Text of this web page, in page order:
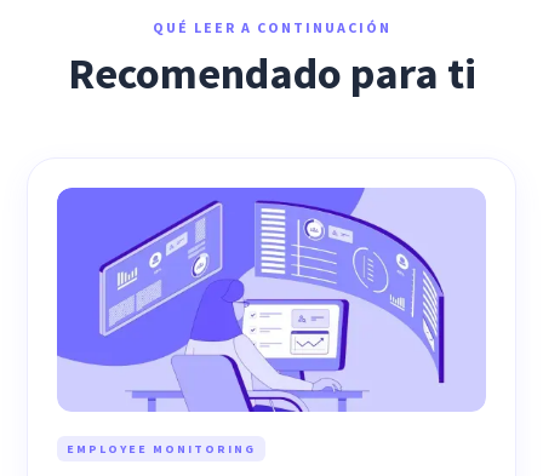
QUÉ LEER A CONTINUACIÓN
Recomendado para ti
EMPLOYEE MONITORING